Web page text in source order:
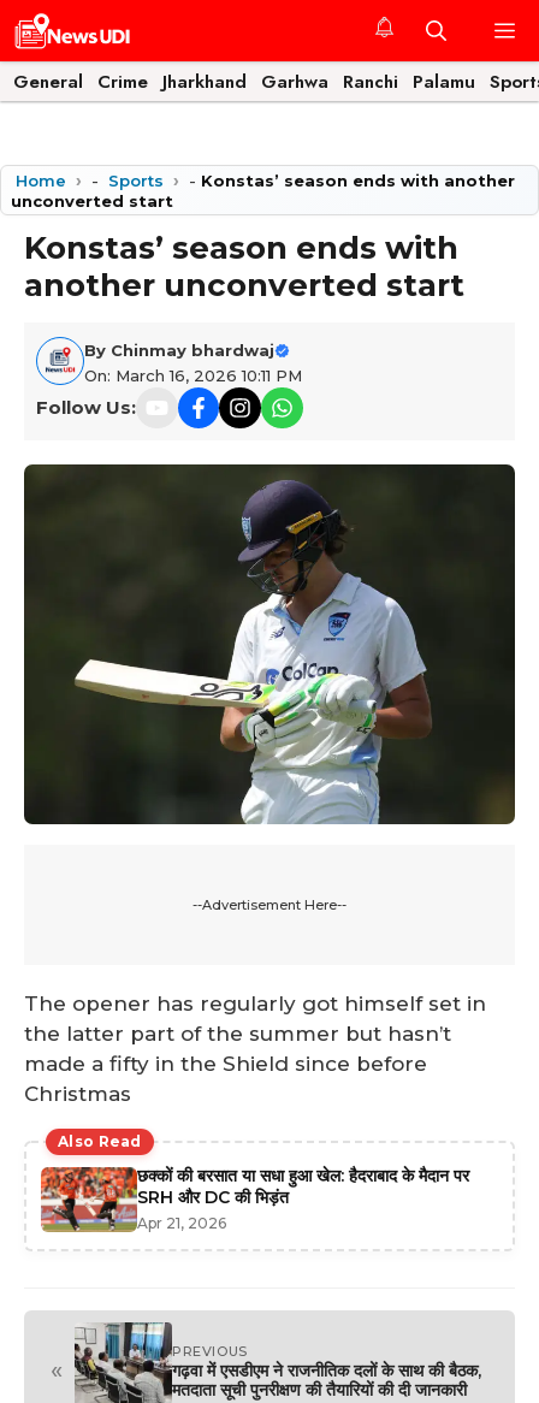
Skip
to
content
General Crime Jharkhand Garhwa Ranchi Palamu
Home - Sports - Konstas’ season ends with another
unconverted start
Konstas’ season ends with
another unconverted start
By Chinmay bhardwaj
On: March 16, 2026 10:11 PM
Follow Us:
--Advertisement Here--
The opener has regularly got himself set in
the latter part of the summer but hasn’t
made a fifty in the Shield since before
Christmas
Also Read
छक्कों की बरसात या सधा हुआ खेल: हैदराबाद के मैदान पर
SRH और DC की भिड़ंत
Apr 21, 2026
«
PREVIOUS
गढ़वा में एसडीएम ने राजनीतिक दलों के साथ की बैठक,
मतदाता सूची पुनरीक्षण की तैयारियों की दी जानकारी